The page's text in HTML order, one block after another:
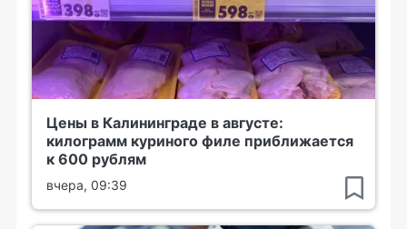
Цены в Калининграде в августе:
килограмм куриного филе приближается
к 600 рублям
вчера, 09:39